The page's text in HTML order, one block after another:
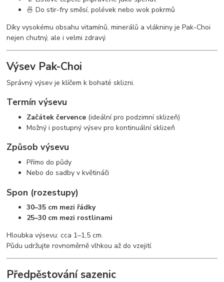
🍜 Do stir-fry směsí, polévek nebo wok pokrmů
Díky vysokému obsahu vitamínů, minerálů a vlákniny je Pak-Choi
nejen chutný, ale i velmi zdravý.
Výsev Pak-Choi
Správný výsev je klíčem k bohaté sklizni.
Termín výsevu
Začátek července (ideální pro podzimní sklizeň)
Možný i postupný výsev pro kontinuální sklizeň
Způsob výsevu
Přímo do půdy
Nebo do sadby v květináči
Spon (rozestupy)
30–35 cm mezi řádky
25–30 cm mezi rostlinami
Hloubka výsevu: cca 1–1,5 cm.
Půdu udržujte rovnoměrně vlhkou až do vzejití.
Předpěstování sazenic